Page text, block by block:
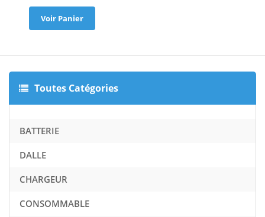
Voir Panier
Toutes Catégories
BATTERIE
DALLE
CHARGEUR
CONSOMMABLE